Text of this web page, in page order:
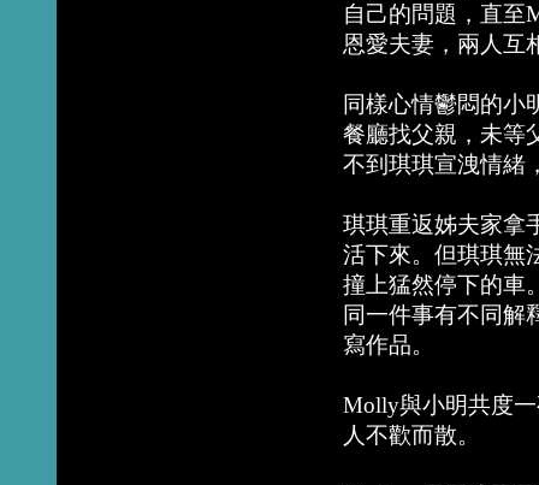
自己的問題，直至
恩愛夫妻，兩人互
同樣心情鬱悶的小
餐廳找父親，未等
不到琪琪宣洩情緒
琪琪重返姊夫家拿
活下來。但琪琪無
撞上猛然停下的車
同一件事有不同解
寫作品。
Molly與小明共度
人不歡而散。